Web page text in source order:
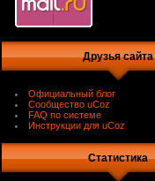
Друзья сайта
Официальный блог
Сообщество uCoz
FAQ по системе
Инструкции для uCoz
Статистика